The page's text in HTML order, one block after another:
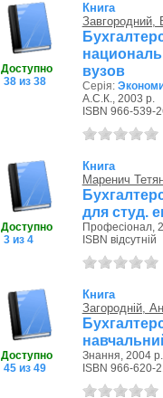
Доступно
38 из 38
Книга
Завгородний,
вузов
Серія:
А.С.К., 2003 р.
ISBN 966-539-
Доступно
3 из 4
Книга
Маренич
для студ.
Професіонал,
ISBN відсутній
Доступно
45 из 49
Книга
Загородній,
Знання, 2004 р.
ISBN 966-620-